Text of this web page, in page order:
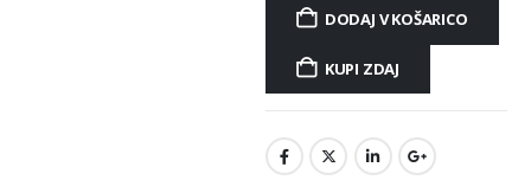
DODAJ V KOŠARICO
KUPI ZDAJ